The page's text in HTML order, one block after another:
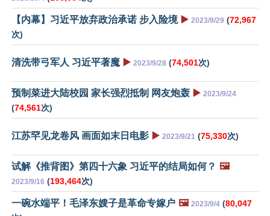
【内幕】习近平放弃政治承诺 步入险境 ▶️ 2023/9/29 (72,967
次)
清洗带弓军人 习近平著魔 ▶️ 2023/9/28 (74,501次)
预制菜进大陆校园 家长强烈抵制 网友炮轰 ▶️ 2023/9/24
(74,561次)
江苏罕见龙卷风 画面如末日电影 ▶️ 2023/9/21 (75,330次)
试解《推背图》第四十六象 习近平的结局如何？ 🖼️
2023/9/16 (193,464次)
一碗水端平！毛泽东嫂子是革命专嫁户 🖼️ 2023/9/4 (80,047